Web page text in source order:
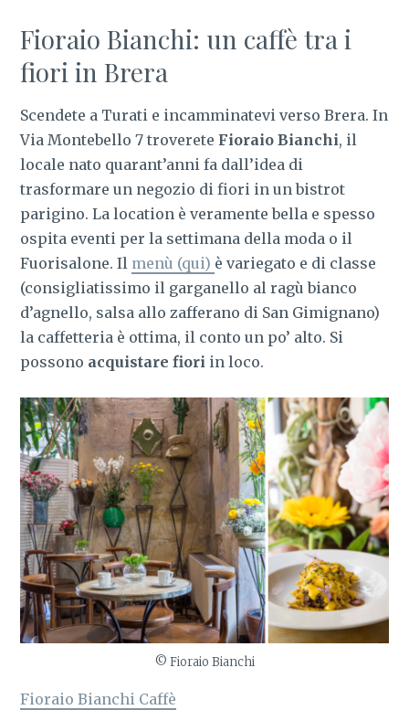
Fioraio Bianchi: un caffè tra i
fiori in Brera
Scendete a Turati e incamminatevi verso Brera. In
Via Montebello 7 troverete Fioraio Bianchi, il
locale nato quarant’anni fa dall’idea di
trasformare un negozio di fiori in un bistrot
parigino. La location è veramente bella e spesso
ospita eventi per la settimana della moda o il
Fuorisalone. Il menù (qui) è variegato e di classe
(consigliatissimo il garganello al ragù bianco
d’agnello, salsa allo zafferano di San Gimignano)
la caffetteria è ottima, il conto un po’ alto. Si
possono acquistare fiori in loco.
© Fioraio Bianchi
Fioraio Bianchi Caffè